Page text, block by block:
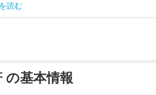
読む
の基本情報